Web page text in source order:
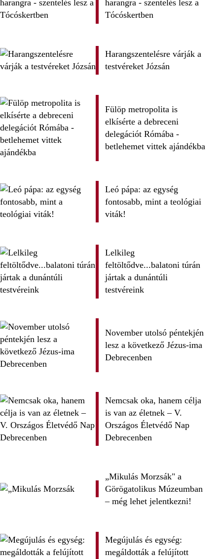
harangra - szentelés lesz a
Tócóskertben
Harangszentelésre várják a
testvéreket Józsán
Fülöp metropolita is
elkísérte a debreceni
delegációt Rómába -
betlehemet vittek ajándékba
Leó pápa: az egység
fontosabb, mint a teológiai
viták!
Lelkileg
feltöltődve...balatoni túrán
jártak a dunántúli
testvéreink
November utolsó péntekjén
lesz a következő Jézus-ima
Debrecenben
Nemcsak oka, hanem célja
is van az életnek – V.
Országos Életvédő Nap
Debrecenben
„Mikulás Morzsák" a
Görögatolikus Múzeumban
– még lehet jelentkezni!
Megújulás és egység:
megáldották a felújított